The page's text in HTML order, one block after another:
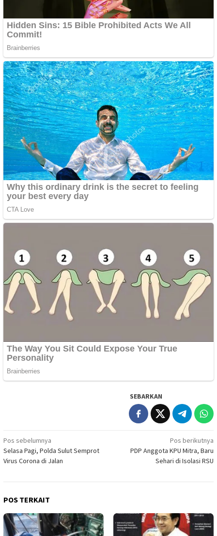
SEBARKAN
Navigasi
pos
Pos sebelumnya
Selasa Pagi, Polda Sulut Semprot
Virus Corona di Jalan
Pos berikutnya
PDP Anggota KPU Mitra, Baru
Sehari di Isolasi RSU
POS TERKAIT